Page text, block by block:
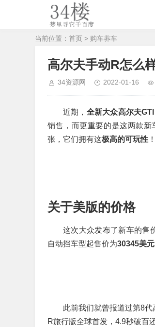
当前位置： 首页 > 购车养车
高尔夫手动R怎么
34资源网 2022-01-16
近期， 全新大众高尔夫
销售，而更重要的是这两款新
张，它们拥有这极高的可玩性 ！
关于美版的价格
这次大众发布了新车的售
自动挡车型起售价为30345美元
此前我们就曾报道过第8
R旅行版全球首发，4.9秒破百